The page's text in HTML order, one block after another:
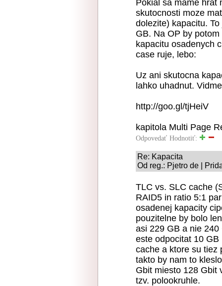
Pokial sa mame hrat
skutocnosti moze
dolezite) kapacitu.
GB. Na OP by
kapacitu osadenych
case ruje, lebo:
Uz ani skutocna
lahko uhadnut.
http://goo.gl/tjHeiV
kapitola Multi Page
Odpovedať Hodnotiť:
Re: Kapacita
Od reg.: Pjetro de |
TLC vs. SLC cache
RAID5 in ratio 5:1
osadenej kapacity
pouzitelne by bolo
asi 229 GB a nie
este odpocitat 10
cache a ktore su tiez
takto by nam to
Gbit miesto 128 Gbit
tzv. polookruhle.